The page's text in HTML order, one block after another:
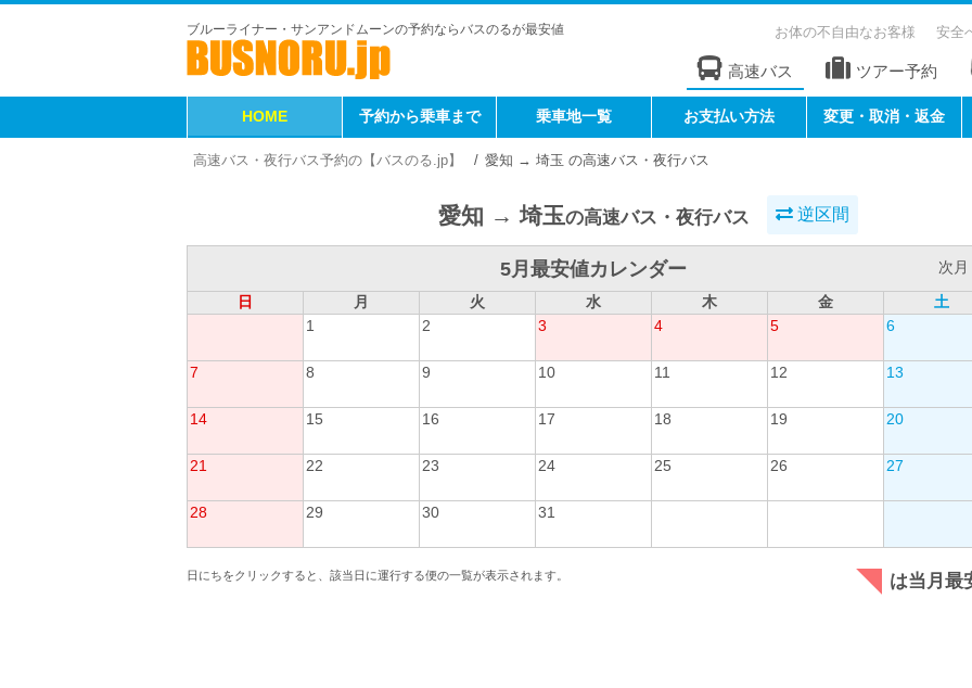
ブルーライナー・サンアンドムーンの予約ならバスのるが最安値 お体の不自由なお客様 安全
高速バス ツアー予約
HOME 予約から乗車まで 乗車地一覧 お支払い方法 変更・取消・返金
高速バス・夜行バス予約の【バスのる.jp】 愛知 → 埼玉 の高速バス・夜行バス
愛知 → 埼玉の高速バス・夜行バス 逆区間
5月最安値カレンダー
次月
日
月 火 水 木 金
土
1
2 3 4 5 6
7 8 9 10 11 12 13
14 15 16 17 18 19 20
21 22 23 24 25 26 27
28 29 30 31
日にちをクリックすると、該当日に運行する便の一覧が表示されます。 は当月最